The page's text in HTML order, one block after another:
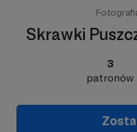
Skrawki
3
patronów